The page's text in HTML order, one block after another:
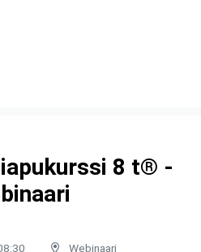
8 t® -
Webinaari